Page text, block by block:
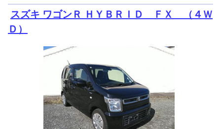
スズキ ワゴンＲ ＨＹＢＲＩＤ ＦＸ （４Ｗ
Ｄ）